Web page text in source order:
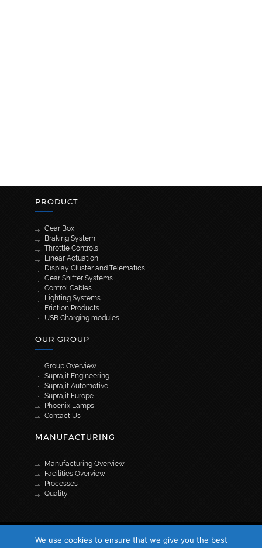
PRODUCT
Gear Box
Braking System
Throttle Controls
Linear Actuation
Display Cluster and Telematics
Gear Shifter Systems
Control Cables
Lighting Systems
Friction Products
USB Charging modules
OUR GROUP
Group Overview
Suprajit Engineering
Suprajit Automotive
Suprajit Europe
Phoenix Lamps
Contact Us
MANUFACTURING
Manufacturing Overview
Facilities Overview
Processes
Quality
We use cookies to ensure that we give you the best